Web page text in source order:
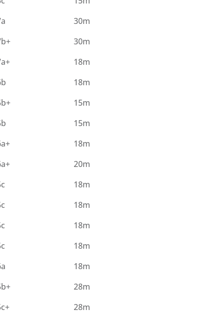
30m
30m
18m
18m
15m
15m
18m
20m
18m
18m
18m
18m
18m
28m
28m